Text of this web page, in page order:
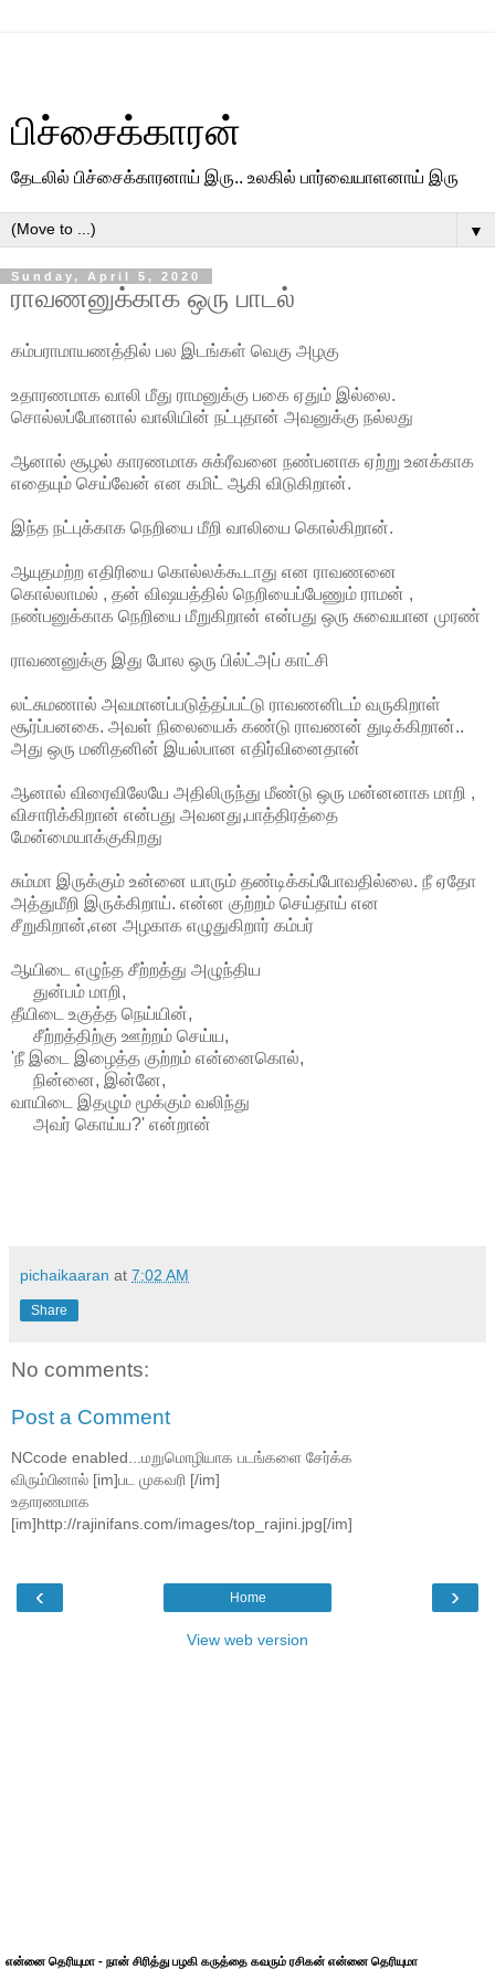
பிச்சைக்காரன்
தேடலில் பிச்சைக்காரனாய் இரு.. உலகில் பார்வையாளனாய் இரு
▼
Sunday, April 5, 2020
ராவணனுக்காக ஒரு பாடல்
கம்பராமாயணத்தில் பல இடங்கள் வெகு அழகு
உதாரணமாக வாலி மீது ராமனுக்கு பகை ஏதும் இல்லை.
சொல்லப்போனால் வாலியின் நட்புதான் அவனுக்கு நல்லது
ஆனால் சூழல் காரணமாக சுக்ரீவனை நண்பனாக ஏற்று உனக்காக
எதையும் செய்வேன் என கமிட் ஆகி விடுகிறான்.
இந்த நட்புக்காக நெறியை மீறி வாலியை கொல்கிறான்.
ஆயுதமற்ற எதிரியை கொல்லக்கூடாது என ராவணனை
கொல்லாமல் , தன் விஷயத்தில் நெறியைப்பேணும் ராமன் ,
நண்பனுக்காக நெறியை மீறுகிறான் என்பது ஒரு சுவையான முரண்
ராவணனுக்கு இது போல ஒரு பில்ட்அப் காட்சி
லட்சுமணால் அவமானப்படுத்தப்பட்டு ராவணனிடம் வருகிறாள்
சூர்ப்பனகை. அவள் நிலையைக் கண்டு ராவணன் துடிக்கிறான்..
அது ஒரு மனிதனின் இயல்பான எதிர்வினைதான்
ஆனால் விரைவிலேயே அதிலிருந்து மீண்டு ஒரு மன்னனாக மாறி ,
விசாரிக்கிறான் என்பது அவனது,பாத்திரத்தை
மேன்மையாக்குகிறது
சும்மா இருக்கும் உன்னை யாரும் தண்டிக்கப்போவதில்லை. நீ ஏதோ
அத்துமீறி இருக்கிறாய். என்ன குற்றம் செய்தாய் என
சீறுகிறான்,என அழகாக எழுதுகிறார் கம்பர்
ஆயிடை எழுந்த சீற்றத்து அழுந்திய
துன்பம் மாறி,
தீயிடை உகுத்த நெய்யின்,
சீற்றத்திற்கு ஊற்றம் செய்ய,
'நீ இடை இழைத்த குற்றம் என்னைகொல்,
நின்னை, இன்னே,
வாயிடை இதழும் மூக்கும் வலிந்து
அவர் கொய்ய?' என்றான்
pichaikaaran at 7:02 AM
Share
No comments:
Post a Comment
NCcode enabled...மறுமொழியாக படங்களை சேர்க்க
விரும்பினால் [im]பட முகவரி [/im]
உதாரணமாக
[im]http://rajinifans.com/images/top_rajini.jpg[/im]
‹ ›
Home
View web version
என்னை தெரியுமா - நான் சிரித்து பழகி கருத்தை கவரும் ரசிகன் என்னை தெரியுமா